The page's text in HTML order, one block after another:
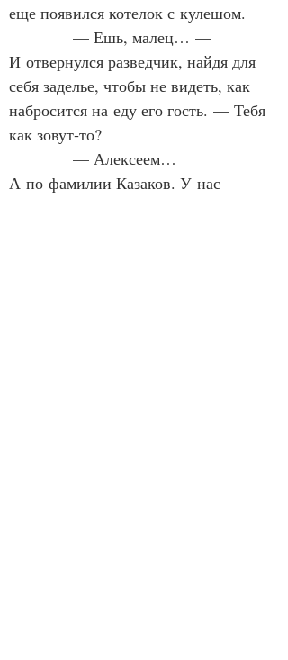
еще появился котелок с кулешом.
— Ешь, малец… —
И отвернулся разведчик, найдя для
себя заделье, чтобы не видеть, как
набросится на еду его гость. — Тебя
как зовут‑то?
— Алексеем…
А по фамилии Казаков. У нас